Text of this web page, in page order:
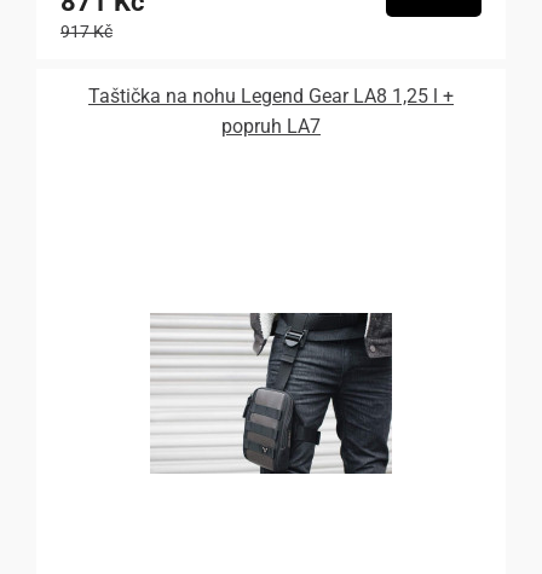
917 Kč
Taštička na nohu Legend Gear LA8 1,25 l +
popruh LA7